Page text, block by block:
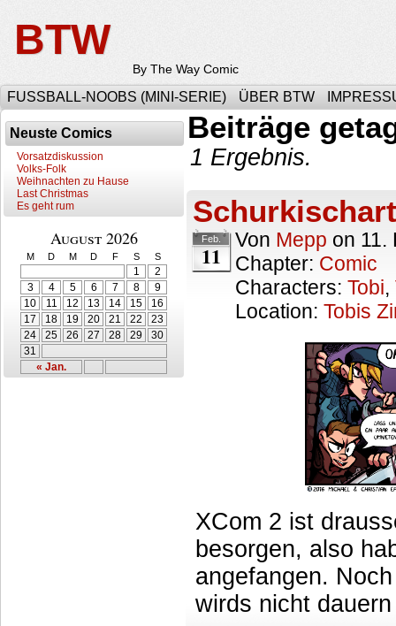
BTW
By The Way Comic
FUSSBALL-NOOBS (MINI-SERIE) ÜBER BTW
Neuste Comics
Vorsatzdiskussion
Volks-Folk
Weihnachten zu Hause
Last Christmas
Es geht rum
August 2026
M D M D F S S
« Jan.
1
2
3
4 5 6 7 8
9
10
11 12 13 14 15
16
17
18 19 20 21 22
23
24
25 26 27 28 29
30
31
Beiträge
1 Ergebnis.
Feb.
11
Von Mepp on 11.
Chapter: Comic
Characters: Tobi,
Location: Tobis
XCom 2 ist
besorgen, also
angefangen.
wirds nicht